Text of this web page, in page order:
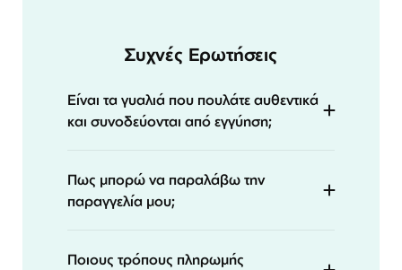
Συχνές Ερωτήσεις
Είναι τα γυαλιά που πουλάτε αυθεντικά
και συνοδεύονται από εγγύηση;
Πως μπορώ να παραλάβω την
παραγγελία μου;
Ποιους τρόπους πληρωμής